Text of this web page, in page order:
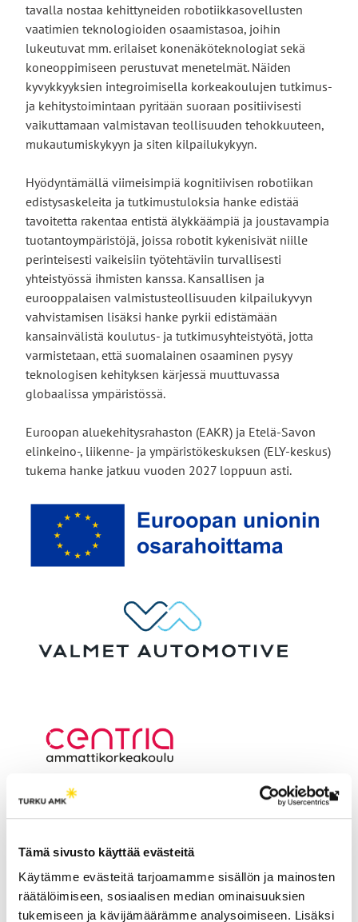
Tämä sivusto käyttää evästeitä
Käytämme evästeitä tarjoamamme sisällön ja mainosten
räätälöimiseen, sosiaalisen median ominaisuuksien
tukemiseen ja kävijämäärämme analysoimiseen. Lisäksi
tavalla nostaa kehittyneiden robotiikkasovellusten
vaatimien teknologioiden osaamistasoa, joihin
lukeutuvat mm. erilaiset konenäköteknologiat sekä
koneoppimiseen perustuvat menetelmät. Näiden
kyvykkyyksien integroimisella korkeakoulujen tutkimus-
ja kehitystoimintaan pyritään suoraan positiivisesti
vaikuttamaan valmistavan teollisuuden tehokkuuteen,
mukautumiskykyyn ja siten kilpailukykyyn.
Hyödyntämällä viimeisimpiä kognitiivisen robotiikan
edistysaskeleita ja tutkimustuloksia hanke edistää
tavoitetta rakentaa entistä älykkäämpiä ja joustavampia
tuotantoympäristöjä, joissa robotit kykenisivät niille
perinteisesti vaikeisiin työtehtäviin turvallisesti
yhteistyössä ihmisten kanssa. Kansallisen ja
eurooppalaisen valmistusteollisuuden kilpailukyvyn
vahvistamisen lisäksi hanke pyrkii edistämään
kansainvälistä koulutus- ja tutkimusyhteistyötä, jotta
varmistetaan, että suomalainen osaaminen pysyy
teknologisen kehityksen kärjessä muuttuvassa
globaalissa ympäristössä.
Euroopan aluekehitysrahaston (EAKR) ja Etelä-Savon
elinkeino-, liikenne- ja ympäristökeskuksen (ELY-keskus)
tukema hanke jatkuu vuoden 2027 loppuun asti.